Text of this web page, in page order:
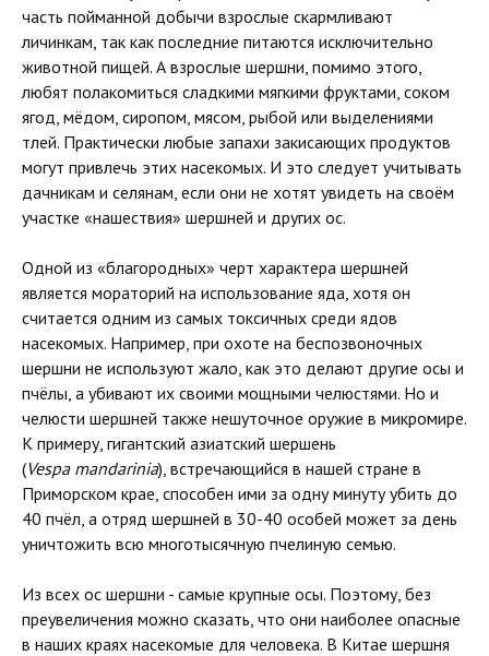
часть пойманной добычи взрослые скармливают
личинкам, так как последние питаются исключительно
животной пищей. А взрослые шершни, помимо этого,
любят полакомиться сладкими мягкими фруктами, соком
ягод, мёдом, сиропом, мясом, рыбой или выделениями
тлей. Практически любые запахи закисающих продуктов
могут привлечь этих насекомых. И это следует учитывать
дачникам и селянам, если они не хотят увидеть на своём
участке «нашествия» шершней и других ос.
Одной из «благородных» черт характера шершней
является мораторий на использование яда, хотя он
считается одним из самых токсичных среди ядов
насекомых. Например, при охоте на беспозвоночных
шершни не используют жало, как это делают другие осы и
пчёлы, а убивают их своими мощными челюстями. Но и
челюсти шершней также нешуточное оружие в микромире.
К примеру, гигантский азиатский шершень
(Vespa mandarinia), встречающийся в нашей стране в
Приморском крае, способен ими за одну минуту убить до
40 пчёл, а отряд шершней в 30-40 особей может за день
уничтожить всю многотысячную пчелиную семью.
Из всех ос шершни - самые крупные осы. Поэтому, без
преувеличения можно сказать, что они наиболее опасные
в наших краях насекомые для человека. В Китае шершня